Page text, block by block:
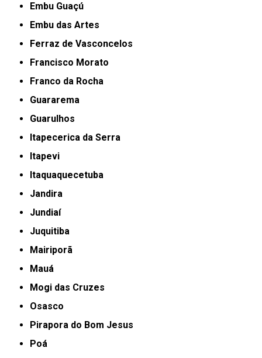
Embu Guaçú
Embu das Artes
Ferraz de Vasconcelos
Francisco Morato
Franco da Rocha
Guararema
Guarulhos
Itapecerica da Serra
Itapevi
Itaquaquecetuba
Jandira
Jundiaí
Juquitiba
Mairiporã
Mauá
Mogi das Cruzes
Osasco
Pirapora do Bom Jesus
Poá